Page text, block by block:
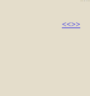
<<>>